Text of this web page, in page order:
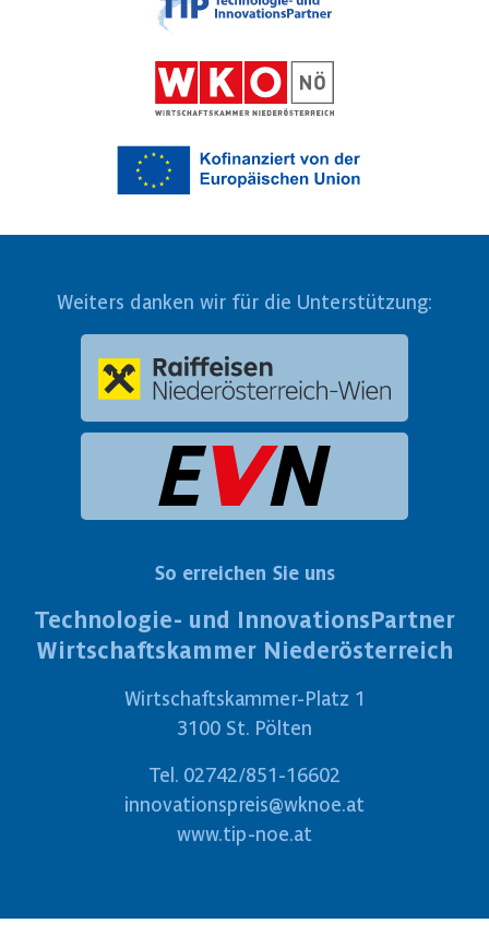
Weiters danken wir für die Unterstützung:
So erreichen Sie uns
Technologie- und InnovationsPartner
Wirtschaftskammer Niederösterreich
Wirtschaftskammer-Platz 1
3100 St. Pölten
Tel. 02742/851-16602
innovationspreis@wknoe.at
www.tip-noe.at